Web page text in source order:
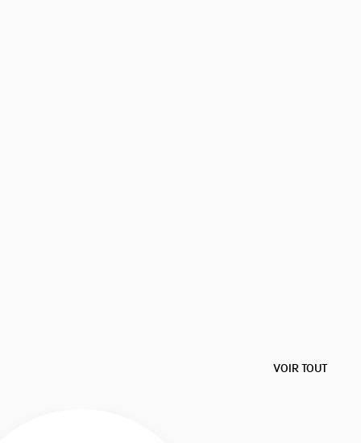
- W CL LOGO - CEINTURE - CUIR DE VEAU - NOIR
VOIR TOUT